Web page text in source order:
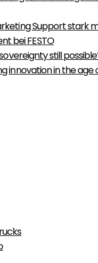
Support stark
bei FESTO
still
innovation in the age